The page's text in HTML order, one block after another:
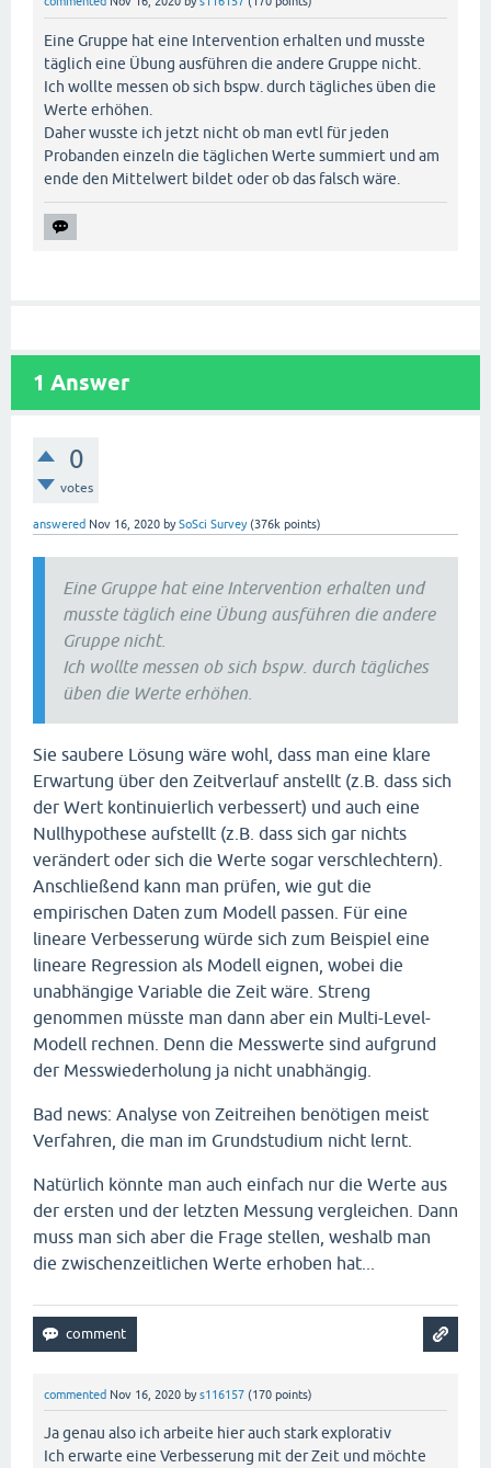
Eine Gruppe hat eine Intervention erhalten und musste
täglich eine Übung ausführen die andere Gruppe nicht.
Ich wollte messen ob sich bspw. durch tägliches üben die
Werte erhöhen.
Daher wusste ich jetzt nicht ob man evtl für jeden
Probanden einzeln die täglichen Werte summiert und am
ende den Mittelwert bildet oder ob das falsch wäre.
1 Answer
0
votes
answered Nov 16, 2020 bySoSci Survey (376k points)
Eine Gruppe hat eine Intervention erhalten und
musste täglich eine Übung ausführen die andere
Gruppe nicht.
Ich wollte messen ob sich bspw. durch tägliches
üben die Werte erhöhen.
Sie saubere Lösung wäre wohl, dass man eine klare
Erwartung über den Zeitverlauf anstellt (z.B. dass sich
der Wert kontinuierlich verbessert) und auch eine
Nullhypothese aufstellt (z.B. dass sich gar nichts
verändert oder sich die Werte sogar verschlechtern).
Anschließend kann man prüfen, wie gut die
empirischen Daten zum Modell passen. Für eine
lineare Verbesserung würde sich zum Beispiel eine
lineare Regression als Modell eignen, wobei die
unabhängige Variable die Zeit wäre. Streng
genommen müsste man dann aber ein Multi-Level-
Modell rechnen. Denn die Messwerte sind aufgrund
der Messwiederholung ja nicht unabhängig.
Bad news: Analyse von Zeitreihen benötigen meist
Verfahren, die man im Grundstudium nicht lernt.
Natürlich könnte man auch einfach nur die Werte aus
der ersten und der letzten Messung vergleichen. Dann
muss man sich aber die Frage stellen, weshalb man
die zwischenzeitlichen Werte erhoben hat...
commented Nov 16, 2020 bys116157 (170 points)
Ja genau also ich arbeite hier auch stark explorativ
Ich erwarte eine Verbesserung mit der Zeit und möchte